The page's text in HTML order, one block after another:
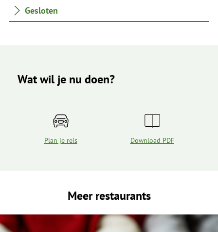
Gesloten
Wat wil je nu doen?
Plan je reis Download PDF
Meer restaurants